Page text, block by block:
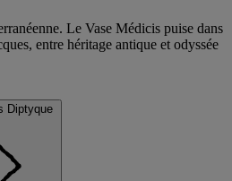
Le Vase Médicis puise dans
entre héritage antique et odyssée
Diptyque